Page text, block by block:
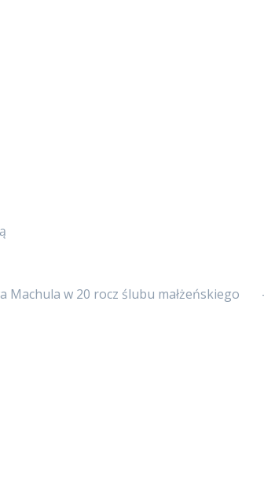
Machula w 20 rocz ślubu małżeńskiego